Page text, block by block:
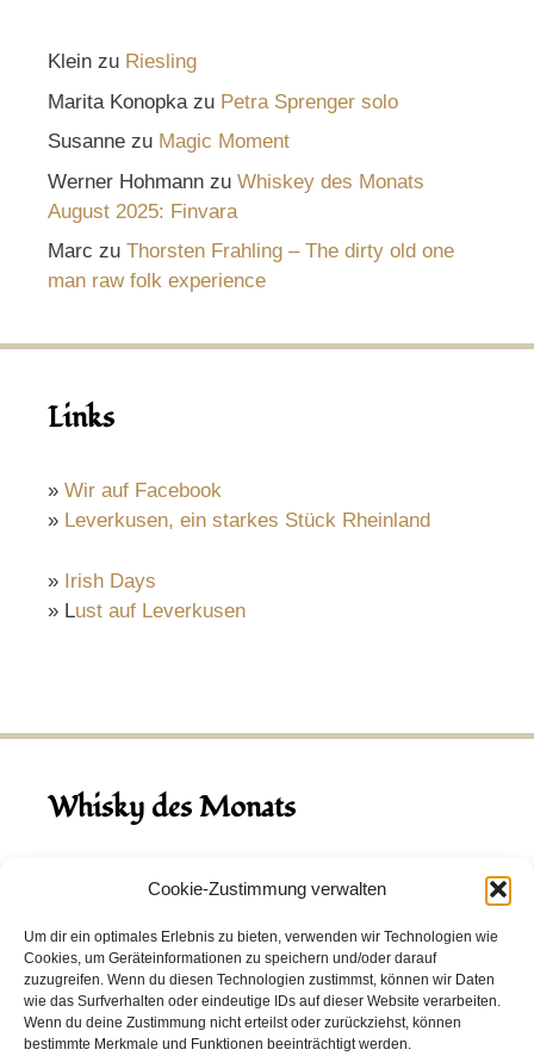
Cookie-Zustimmung verwalten
Um dir ein optimales Erlebnis zu bieten, verwenden wir Technologien wie
Cookies, um Geräteinformationen zu speichern und/oder darauf
zuzugreifen. Wenn du diesen Technologien zustimmst, können wir Daten
wie das Surfverhalten oder eindeutige IDs auf dieser Website verarbeiten.
Wenn du deine Zustimmung nicht erteilst oder zurückziehst, können
bestimmte Merkmale und Funktionen beeinträchtigt werden.
Klein zu Riesling
Marita Konopka zu Petra Sprenger solo
Susanne zu Magic Moment
Werner Hohmann zu Whiskey des Monats
August 2025: Finvara
Marc zu Thorsten Frahling – The dirty old one
man raw folk experience
Links
» Wir auf Facebook
» Leverkusen, ein starkes Stück Rheinland
» Irish Days
» Lust auf Leverkusen
Whisky des Monats
August 2026
Hinch Double Wood
Destillerie:Hinch(Irland)
Single Malt, 43.0%
Peated: Nein